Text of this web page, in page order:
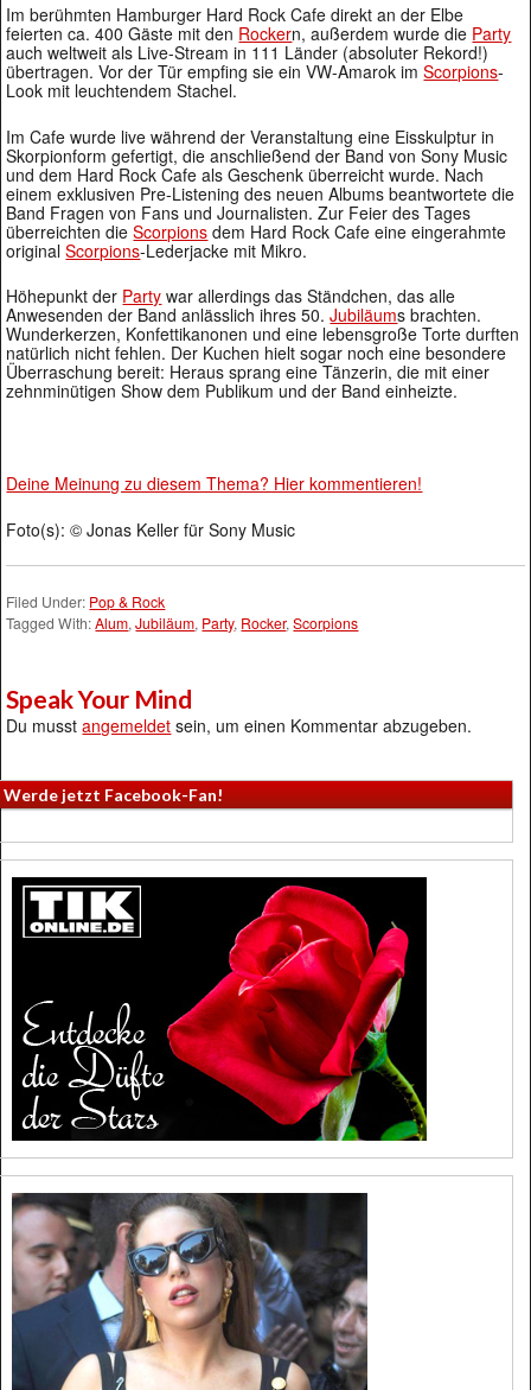
Im berühmten Hamburger Hard Rock Cafe direkt an der Elbe
feierten ca. 400 Gäste mit den Rockern, außerdem wurde die Party
auch weltweit als Live-Stream in 111 Länder (absoluter Rekord!)
übertragen. Vor der Tür empfing sie ein VW-Amarok imScorpions-
Look mit leuchtendem Stachel.
Im Cafe wurde live während der Veranstaltung eine Eisskulptur in
Skorpionform gefertigt, die anschließend der Band von Sony Music
und dem Hard Rock Cafe als Geschenk überreicht wurde. Nach
einem exklusiven Pre-Listening des neuen Albums beantwortete die
Band Fragen von Fans und Journalisten. Zur Feier des Tages
überreichten dieScorpions dem Hard Rock Cafe eine eingerahmte
originalScorpions-Lederjacke mit Mikro.
Höhepunkt der Party war allerdings das Ständchen, das alle
Anwesenden der Band anlässlich ihres 50.Jubiläums brachten.
Wunderkerzen, Konfettikanonen und eine lebensgroße Torte durften
natürlich nicht fehlen. Der Kuchen hielt sogar noch eine besondere
Überraschung bereit: Heraus sprang eine Tänzerin, die mit einer
zehnminütigen Show dem Publikum und der Band einheizte.
Deine Meinung zu diesem Thema? Hier kommentieren!
Foto(s): © Jonas Keller für Sony Music
Filed Under: Pop & Rock
Tagged With:Alum,Jubiläum, Party, Rocker,Scorpions
Speak Your Mind
Du musstangemeldet sein, um einen Kommentar abzugeben.
Werde jetzt Facebook-Fan!